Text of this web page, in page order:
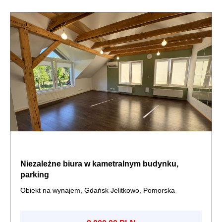
Niezależne biura w kametralnym budynku,
parking
Obiekt na wynajem, Gdańsk Jelitkowo, Pomorska